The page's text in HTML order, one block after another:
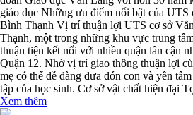
giáo dục Những ưu điểm nổi bật của
Bình Thạnh Vị trí thuận lợi UTS cơ sở
Thạnh, một trong những khu vực trung
thuận tiện kết nối với nhiều quận lân cận
Quận 12. Nhờ vị trí giao thông thuận lợi
mẹ có thể dễ dàng đưa đón con và yên
tập của học sinh. Cơ sở vật chất hiện đại
Xem thêm